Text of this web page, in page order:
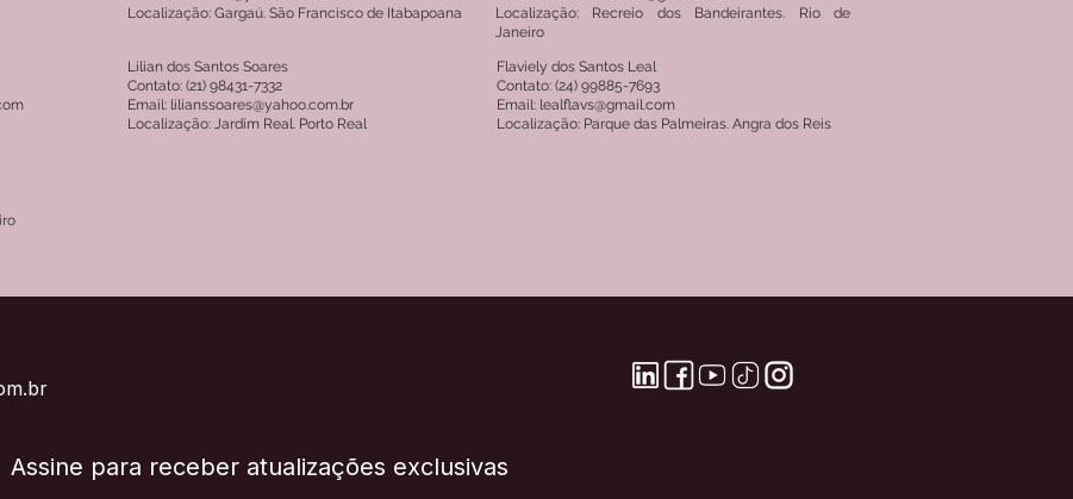
Localização: Gargaú. São Francisco de Itabapoana
Lilian dos Santos Soares
Contato: (21) 98431-7332
Email: lilianssoares@yahoo.com.br
Localização: Jardim Real. Porto Real
Localização: Recreio dos Bandeirantes. Rio de
Janeiro
Flaviely dos Santos Leal
Contato: (24) 99885-7693
Email: lealflavs@gmail.com
Localização: Parque das Palmeiras. Angra dos Reis
Assine para receber atualizações exclusivas